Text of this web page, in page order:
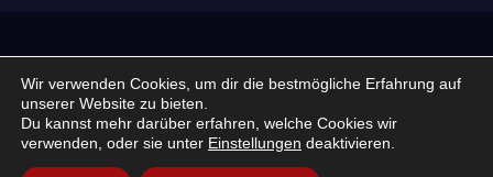
Startseite Login Mein Konto · WERBEN auf Wildwechsel.de
+ Neue Veranstaltung eintragen:
Impressum / Datenschutzerklärung Praktikum, Ausbildung & Jobs
Wir verwenden Cookies, um dir die bestmögliche Erfahrung auf
unserer Website zu bieten.
Du kannst mehr darüber erfahren, welche Cookies wir
verwenden, oder sie unter Einstellungen deaktivieren.